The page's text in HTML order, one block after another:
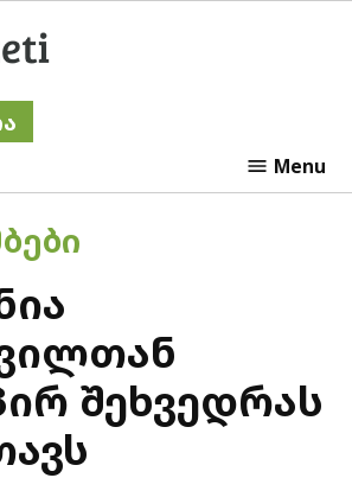
Menu
შეხვედრას